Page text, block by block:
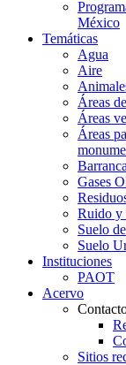
México
Temáticas
Agua
Aire
Áreas
Áreas
Áreas
Gases
Ruido y
Suelo
Suelo
Instituciones
PAOT
Acervo
Sitios